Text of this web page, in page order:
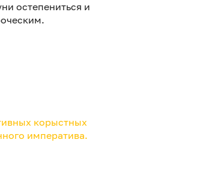
остепениться и
корыстных
императива.